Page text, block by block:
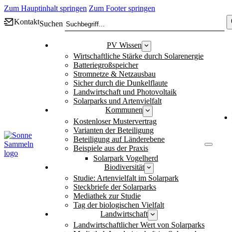
Zum Hauptinhalt springen Zum Footer springen
KontaktSuchen
PV Wissen
Wirtschaftliche Stärke durch Solarenergie
Batteriegroßspeicher
Stromnetze & Netzausbau
Sicher durch die Dunkelflaute
Landwirtschaft und Photovoltaik
Solarparks und Artenvielfalt
Kommunen
Kostenloser Mustervertrag
Varianten der Beteiligung
Beteiligung auf Länderebene
Beispiele aus der Praxis
Solarpark Vogelherd
Biodiversität
Studie: Artenvielfalt im Solarpark
Steckbriefe der Solarparks
Mediathek zur Studie
Tag der biologischen Vielfalt
Landwirtschaft
Landwirtschaftlicher Wert von Solarparks